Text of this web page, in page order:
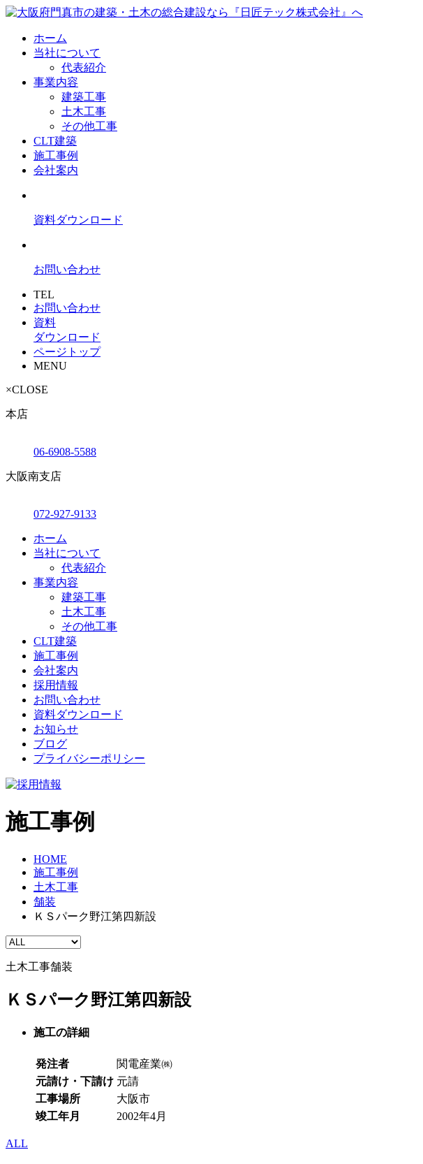
ホーム
当社について
代表紹介
事業内容
建築工事
土木工事
その他工事
CLT建築
施工事例
会社案内
資料ダウンロード
お問い合わせ
TEL
お問い合わせ
資料
ダウンロード
ページトップ
MENU
×CLOSE
本店
06-6908-5588
大阪南支店
072-927-9133
ホーム
当社について
代表紹介
事業内容
建築工事
土木工事
その他工事
CLT建築
施工事例
会社案内
採用情報
お問い合わせ
資料ダウンロード
お知らせ
ブログ
プライバシーポリシー
施工事例
HOME
施工事例
土木工事
舗装
ＫＳパーク野江第四新設
土木工事舗装
ＫＳパーク野江第四新設
施工の詳細
発注者
関電産業㈱
元請け・下請け 元請
工事場所
大阪市
竣工年月
2002年4月
ALL